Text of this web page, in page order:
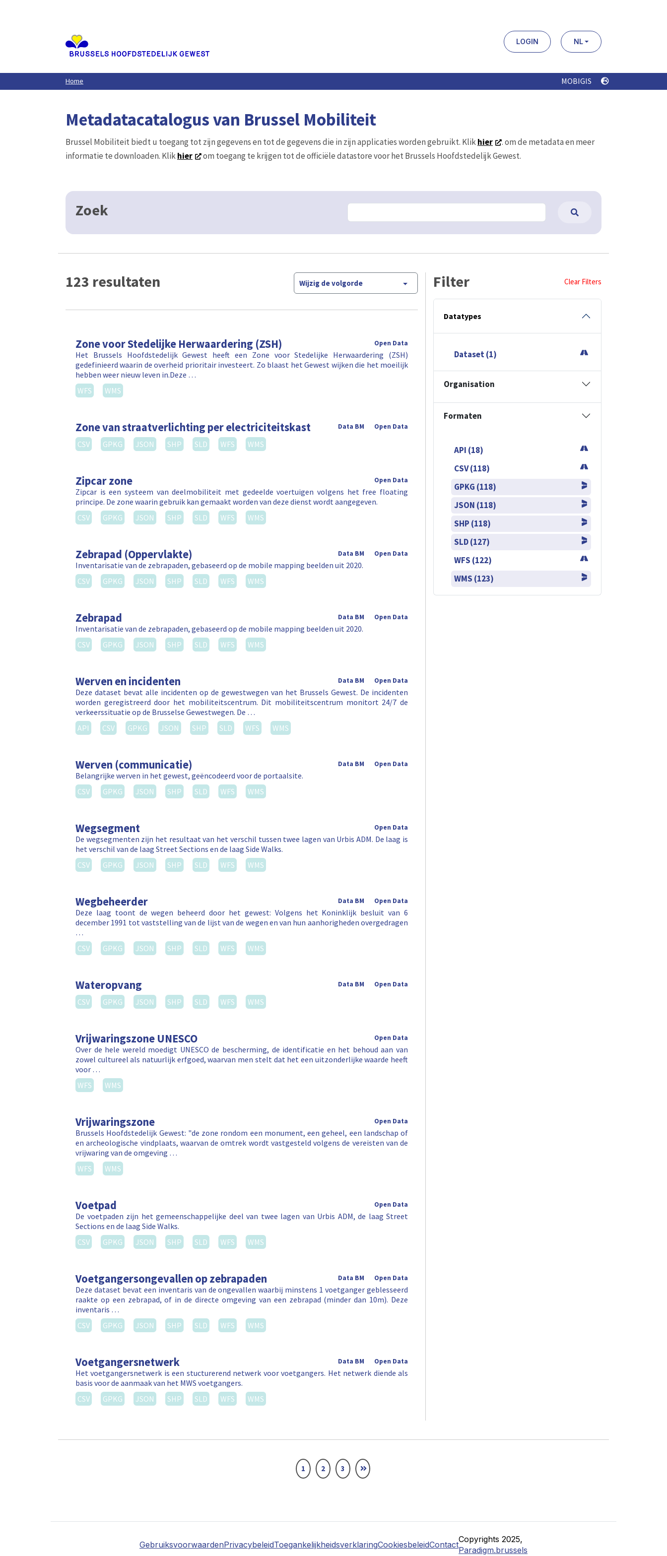
LOGIN NL
Home MOBIGIS
Metadatacatalogus van Brussel Mobiliteit
Brussel Mobiliteit biedt u toegang tot zijn gegevens en tot de gegevens die in zijn applicaties worden gebruikt. Klikhier
. om de metadata en meer
informatie te downloaden. Klikhier om toegang te krijgen tot de officiële datastore voor het Brussels Hoofdstedelijk Gewest.
Zoek
123 resultaten Wijzig de volgorde
Zone voor Stedelijke Herwaardering (ZSH) Open Data
Het Brussels Hoofdstedelijk Gewest heeft een Zone voor Stedelijke Herwaardering (ZSH)
gedefinieerd waarin de overheid prioritair investeert. Zo blaast het Gewest wijken die het moeilijk
hebben weer nieuw leven in.Deze …
WFS
WMS
Zone van straatverlichting per electriciteitskast Open Data
Data BM
CSV GPKG JSON SHP SLD WFS WMS
Zipcar zone Open Data
Zipcar is een systeem van deelmobiliteit met gedeelde voertuigen volgens het free floating
principe. De zone waarin gebruik kan gemaakt worden van deze dienst wordt aangegeven.
CSV
GPKG JSON SHP SLD WFS WMS
Zebrapad (Oppervlakte) Open Data
Data BM
Inventarisatie van de zebrapaden, gebaseerd op de mobile mapping beelden uit 2020.
CSV
GPKG JSON SHP SLD WFS WMS
Zebrapad Open Data
Data BM
Inventarisatie van de zebrapaden, gebaseerd op de mobile mapping beelden uit 2020.
CSV
GPKG JSON SHP SLD WFS WMS
Werven en incidenten Open Data
Data BM
Deze dataset bevat alle incidenten op de gewestwegen van het Brussels Gewest. De incidenten
worden geregistreerd door het mobiliteitscentrum. Dit mobiliteitscentrum monitort 24/7 de
verkeerssituatie op de Brusselse Gewestwegen. De …
API
CSV GPKG JSON SHP SLD WFS WMS
Werven (communicatie) Open Data
Data BM
Belangrijke werven in het gewest, geëncodeerd voor de portaalsite.
CSV
GPKG JSON SHP SLD WFS WMS
Wegsegment Open Data
De wegsegmenten zijn het resultaat van het verschil tussen twee lagen van Urbis ADM. De laag is
het verschil van de laag Street Sections en de laag Side Walks.
CSV
GPKG JSON SHP SLD WFS WMS
Wegbeheerder Open Data
Data BM
Deze laag toont de wegen beheerd door het gewest: Volgens het Koninklijk besluit van 6
december 1991 tot vaststelling van de lijst van de wegen en van hun aanhorigheden overgedragen
…
CSV
GPKG JSON SHP SLD WFS WMS
Wateropvang Open Data
Data BM
CSV GPKG JSON SHP SLD WFS WMS
Vrijwaringszone UNESCO Open Data
Over de hele wereld moedigt UNESCO de bescherming, de identificatie en het behoud aan van
zowel cultureel als natuurlijk erfgoed, waarvan men stelt dat het een uitzonderlijke waarde heeft
voor …
WFS
WMS
Vrijwaringszone Open Data
Brussels Hoofdstedelijk Gewest: "de zone rondom een monument, een geheel, een landschap of
en archeologische vindplaats, waarvan de omtrek wordt vastgesteld volgens de vereisten van de
vrijwaring van de omgeving …
WFS
WMS
Voetpad Open Data
De voetpaden zijn het gemeenschappelijke deel van twee lagen van Urbis ADM, de laag Street
Sections en de laag Side Walks.
CSV
GPKG JSON SHP SLD WFS WMS
Voetgangersongevallen op zebrapaden Open Data
Data BM
Deze dataset bevat een inventaris van de ongevallen waarbij minstens 1 voetganger geblesseerd
raakte op een zebrapad, of in de directe omgeving van een zebrapad (minder dan 10m). Deze
inventaris …
CSV
GPKG JSON SHP SLD WFS WMS
Voetgangersnetwerk Open Data
Data BM
Het voetgangersnetwerk is een stucturerend netwerk voor voetgangers. Het netwerk diende als
basis voor de aanmaak van het MWS voetgangers.
CSV
GPKG JSON SHP SLD WFS WMS
Filter Clear Filters
Datatypes
Dataset (1)
Organisation
Formaten
API (18)
CSV (118)
GPKG (118)
JSON (118)
SHP (118)
SLD (127)
WFS (122)
WMS (123)
1 2 3
GebruiksvoorwaardenPrivacybeleidToegankelijkheidsverklaringCookiesbeleidContact
Copyrights 2025,
Paradigm.brussels